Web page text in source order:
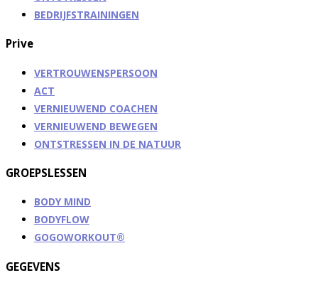
BEDRIJFSTRAININGEN
Prive
VERTROUWENSPERSOON
ACT
VERNIEUWEND COACHEN
VERNIEUWEND BEWEGEN
ONTSTRESSEN IN DE NATUUR
GROEPSLESSEN
BODY MIND
BODYFLOW
GOGOWORKOUT®
GEGEVENS